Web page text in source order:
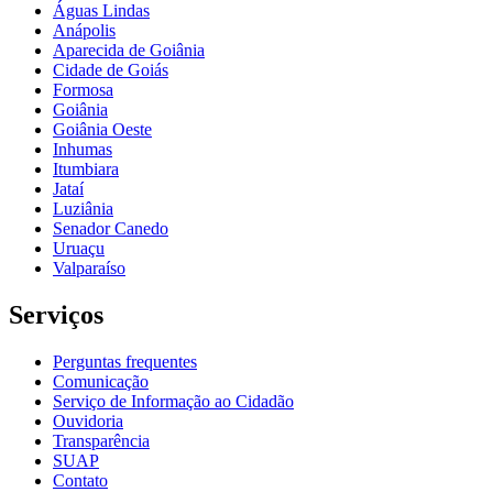
Águas Lindas
Anápolis
Aparecida de Goiânia
Cidade de Goiás
Formosa
Goiânia
Goiânia Oeste
Inhumas
Itumbiara
Jataí
Luziânia
Senador Canedo
Uruaçu
Valparaíso
Serviços
Perguntas frequentes
Comunicação
Serviço de Informação ao Cidadão
Ouvidoria
Transparência
SUAP
Contato